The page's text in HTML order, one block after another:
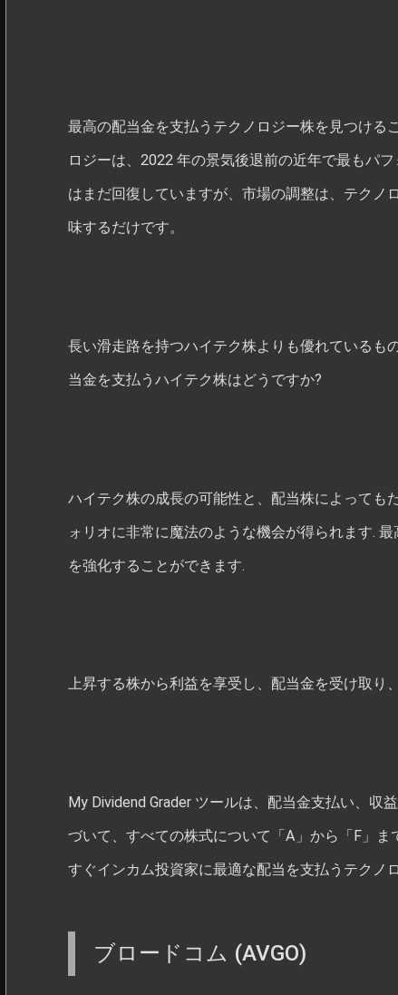
最高の配当金を支払うテクノロジー株を見つける
ロジーは、2022 年の景気後退前の近年で最もパ
はまだ回復していますが、市場の調整は、テク
味するだけです。
長い滑走路を持つハイテク株よりも優れているも
当金を支払うハイテク株はどうですか?
ハイテク株の成長の可能性と、配当株によっても
ォリオに非常に魔法のような機会が得られます.
を強化することができます.
上昇する株から利益を享受し、配当金を受け取り
My Dividend Grader ツールは、配当金支払い、収
づいて、すべての株式について「A」から「F」
すぐインカム投資家に最適な配当を支払うテクノ
ブロードコム (AVGO)